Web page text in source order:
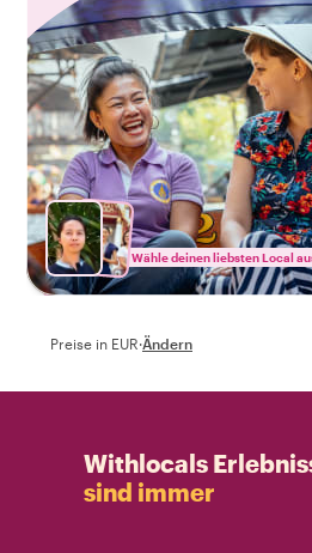
Wähle deinen liebsten Local
Preise in EUR·Ändern
Withlocals
sind immer